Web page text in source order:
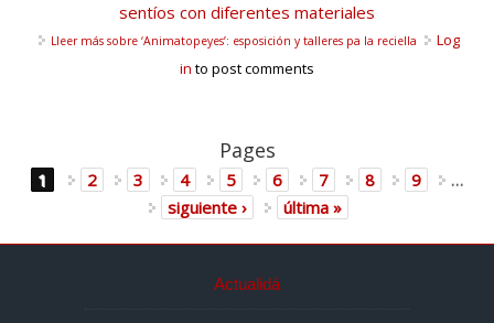
sentíos con diferentes materiales
Lleer más sobre ‘Animatopeyes’: esposición y talleres pa la reciella
Log
in to post comments
Pages
1 2 3 4 5 6 7 8 9
…
siguiente ›
última »
Actualidá